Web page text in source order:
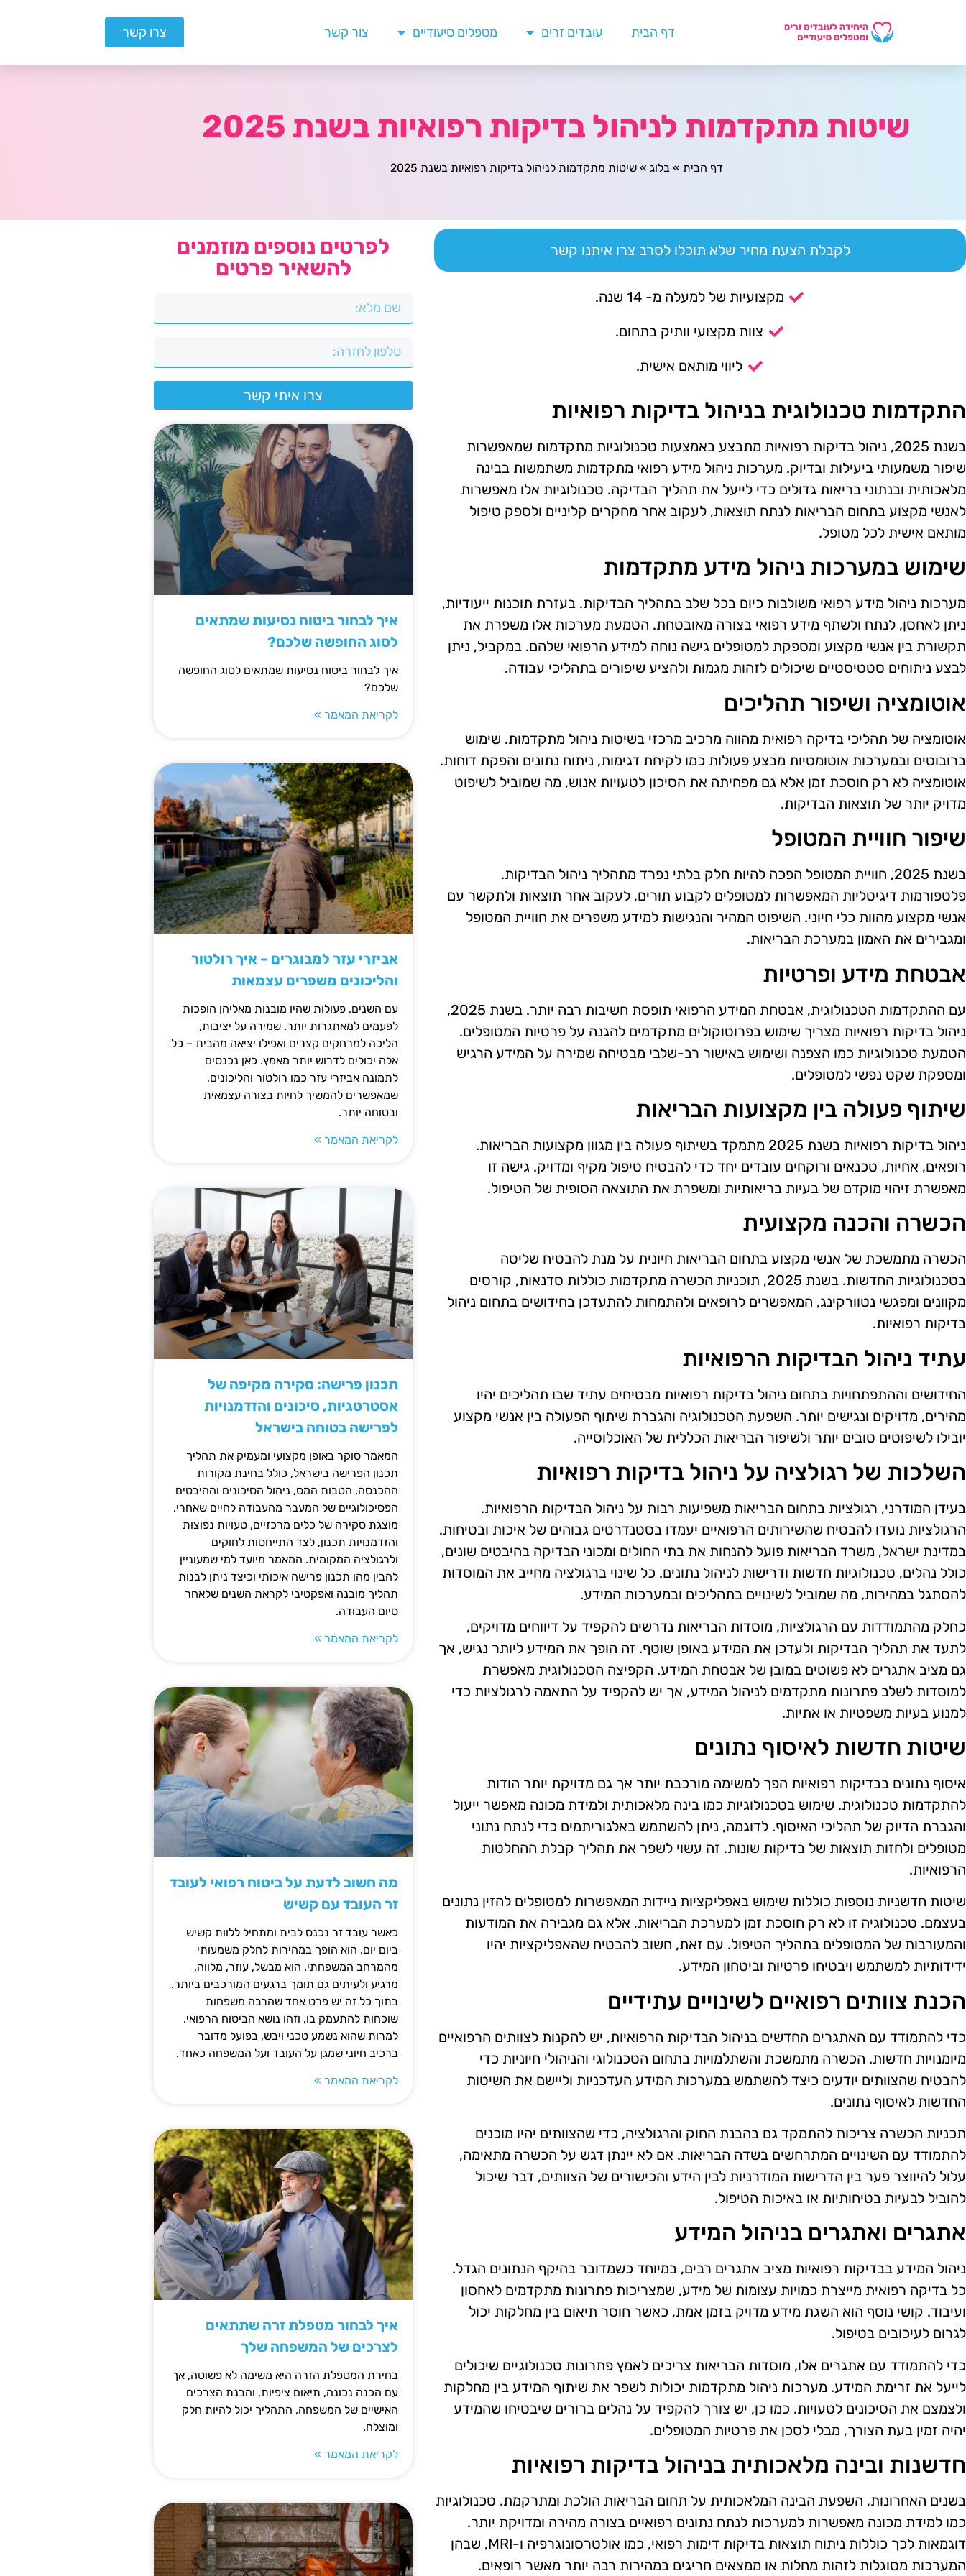
דף הבית עובדים זרים מטפלים סיעודיים צור קשר צרו קשר
שיטות מתקדמות לניהול בדיקות רפואיות בשנת 2025
דף הבית »בלוג »שיטות מתקדמות לניהול בדיקות רפואיות בשנת 2025
לקבלת הצעת מחיר שלא תוכלו לסרב צרו איתנו קשר
מקצועיות של למעלה מ- 14 שנה.
צוות מקצועי וותיק בתחום.
ליווי מותאם אישית.
התקדמות טכנולוגית בניהול בדיקות רפואיות
בשנת 2025, ניהול בדיקות רפואיות מתבצע באמצעות טכנולוגיות מתקדמות שמאפשרות
שיפור משמעותי ביעילות ובדיוק. מערכות ניהול מידע רפואי מתקדמות משתמשות בבינה
מלאכותית ובנתוני בריאות גדולים כדי לייעל את תהליך הבדיקה. טכנולוגיות אלו מאפשרות
לאנשי מקצוע בתחום הבריאות לנתח תוצאות, לעקוב אחר מחקרים קליניים ולספק טיפול
מותאם אישית לכל מטופל.
שימוש במערכות ניהול מידע מתקדמות
מערכות ניהול מידע רפואי משולבות כיום בכל שלב בתהליך הבדיקות. בעזרת תוכנות ייעודיות,
ניתן לאחסן, לנתח ולשתף מידע רפואי בצורה מאובטחת. הטמעת מערכות אלו משפרת את
תקשורת בין אנשי מקצוע ומספקת למטופלים גישה נוחה למידע הרפואי שלהם. במקביל, ניתן
לבצע ניתוחים סטטיסטיים שיכולים לזהות מגמות ולהציע שיפורים בתהליכי עבודה.
אוטומציה ושיפור תהליכים
אוטומציה של תהליכי בדיקה רפואית מהווה מרכיב מרכזי בשיטות ניהול מתקדמות. שימוש
ברובוטים ובמערכות אוטומטיות מבצע פעולות כמו לקיחת דגימות, ניתוח נתונים והפקת דוחות.
אוטומציה לא רק חוסכת זמן אלא גם מפחיתה את הסיכון לטעויות אנוש, מה שמוביל לשיפוט
מדויק יותר של תוצאות הבדיקות.
שיפור חוויית המטופל
בשנת 2025, חוויית המטופל הפכה להיות חלק בלתי נפרד מתהליך ניהול הבדיקות.
פלטפורמות דיגיטליות המאפשרות למטופלים לקבוע תורים, לעקוב אחר תוצאות ולתקשר עם
אנשי מקצוע מהוות כלי חיוני. השיפוט המהיר והנגישות למידע משפרים את חוויית המטופל
ומגבירים את האמון במערכת הבריאות.
אבטחת מידע ופרטיות
עם ההתקדמות הטכנולוגית, אבטחת המידע הרפואי תופסת חשיבות רבה יותר. בשנת 2025,
ניהול בדיקות רפואיות מצריך שימוש בפרוטוקולים מתקדמים להגנה על פרטיות המטופלים.
הטמעת טכנולוגיות כמו הצפנה ושימוש באישור רב-שלבי מבטיחה שמירה על המידע הרגיש
ומספקת שקט נפשי למטופלים.
שיתוף פעולה בין מקצועות הבריאות
ניהול בדיקות רפואיות בשנת 2025 מתמקד בשיתוף פעולה בין מגוון מקצועות הבריאות.
רופאים, אחיות, טכנאים ורוקחים עובדים יחד כדי להבטיח טיפול מקיף ומדויק. גישה זו
מאפשרת זיהוי מוקדם של בעיות בריאותיות ומשפרת את התוצאה הסופית של הטיפול.
הכשרה והכנה מקצועית
הכשרה מתמשכת של אנשי מקצוע בתחום הבריאות חיונית על מנת להבטיח שליטה
בטכנולוגיות החדשות. בשנת 2025, תוכניות הכשרה מתקדמות כוללות סדנאות, קורסים
מקוונים ומפגשי נטוורקינג, המאפשרים לרופאים ולהתמחות להתעדכן בחידושים בתחום ניהול
בדיקות רפואיות.
עתיד ניהול הבדיקות הרפואיות
החידושים וההתפתחויות בתחום ניהול בדיקות רפואיות מבטיחים עתיד שבו תהליכים יהיו
מהירים, מדויקים ונגישים יותר. השפעת הטכנולוגיה והגברת שיתוף הפעולה בין אנשי מקצוע
יובילו לשיפוטים טובים יותר ולשיפור הבריאות הכללית של האוכלוסייה.
השלכות של רגולציה על ניהול בדיקות רפואיות
בעידן המודרני, רגולציות בתחום הבריאות משפיעות רבות על ניהול הבדיקות הרפואיות.
הרגולציות נועדו להבטיח שהשירותים הרפואיים יעמדו בסטנדרטים גבוהים של איכות ובטיחות.
במדינת ישראל, משרד הבריאות פועל להנחות את בתי החולים ומכוני הבדיקה בהיבטים שונים,
כולל נהלים, טכנולוגיות חדשות ודרישות לניהול נתונים. כל שינוי ברגולציה מחייב את המוסדות
להסתגל במהירות, מה שמוביל לשינויים בתהליכים ובמערכות המידע.
כחלק מהתמודדות עם הרגולציות, מוסדות הבריאות נדרשים להקפיד על דיווחים מדויקים,
לתעד את תהליך הבדיקות ולעדכן את המידע באופן שוטף. זה הופך את המידע ליותר נגיש, אך
גם מציב אתגרים לא פשוטים במובן של אבטחת המידע. הקפיצה הטכנולוגית מאפשרת
למוסדות לשלב פתרונות מתקדמים לניהול המידע, אך יש להקפיד על התאמה לרגולציות כדי
למנוע בעיות משפטיות או אתיות.
שיטות חדשות לאיסוף נתונים
איסוף נתונים בבדיקות רפואיות הפך למשימה מורכבת יותר אך גם מדויקת יותר הודות
להתקדמות טכנולוגית. שימוש בטכנולוגיות כמו בינה מלאכותית ולמידת מכונה מאפשר ייעול
והגברת הדיוק של תהליכי האיסוף. לדוגמה, ניתן להשתמש באלגוריתמים כדי לנתח נתוני
מטופלים ולחזות תוצאות של בדיקות שונות. זה עשוי לשפר את תהליך קבלת ההחלטות
הרפואיות.
שיטות חדשניות נוספות כוללות שימוש באפליקציות ניידות המאפשרות למטופלים להזין נתונים
בעצמם. טכנולוגיה זו לא רק חוסכת זמן למערכת הבריאות, אלא גם מגבירה את המודעות
והמעורבות של המטופלים בתהליך הטיפול. עם זאת, חשוב להבטיח שהאפליקציות יהיו
ידידותיות למשתמש ויבטיחו פרטיות וביטחון המידע.
הכנת צוותים רפואיים לשינויים עתידיים
כדי להתמודד עם האתגרים החדשים בניהול הבדיקות הרפואיות, יש להקנות לצוותים הרפואיים
מיומנויות חדשות. הכשרה מתמשכת והשתלמויות בתחום הטכנולוגי והניהולי חיוניות כדי
להבטיח שהצוותים יודעים כיצד להשתמש במערכות המידע העדכניות וליישם את השיטות
החדשות לאיסוף נתונים.
תכניות הכשרה צריכות להתמקד גם בהבנת החוק והרגולציה, כדי שהצוותים יהיו מוכנים
להתמודד עם השינויים המתרחשים בשדה הבריאות. אם לא יינתן דגש על הכשרה מתאימה,
עלול להיווצר פער בין הדרישות המודרניות לבין הידע והכישורים של הצוותים, דבר שיכול
להוביל לבעיות בטיחותיות או באיכות הטיפול.
אתגרים ואתגרים בניהול המידע
ניהול המידע בבדיקות רפואיות מציב אתגרים רבים, במיוחד כשמדובר בהיקף הנתונים הגדל.
כל בדיקה רפואית מייצרת כמויות עצומות של מידע, שמצריכות פתרונות מתקדמים לאחסון
ועיבוד. קושי נוסף הוא השגת מידע מדויק בזמן אמת, כאשר חוסר תיאום בין מחלקות יכול
לגרום לעיכובים בטיפול.
כדי להתמודד עם אתגרים אלו, מוסדות הבריאות צריכים לאמץ פתרונות טכנולוגיים שיכולים
לייעל את זרימת המידע. מערכות ניהול מתקדמות יכולות לשפר את שיתוף המידע בין מחלקות
ולצמצם את הסיכונים לטעויות. כמו כן, יש צורך להקפיד על נהלים ברורים שיבטיחו שהמידע
יהיה זמין בעת הצורך, מבלי לסכן את פרטיות המטופלים.
חדשנות ובינה מלאכותית בניהול בדיקות רפואיות
בשנים האחרונות, השפעת הבינה המלאכותית על תחום הבריאות הולכת ומתרקמת. טכנולוגיות
כמו למידת מכונה מאפשרות למערכות לנתח נתונים רפואיים בצורה מהירה ומדויקת יותר.
דוגמאות לכך כוללות ניתוח תוצאות בדיקות דימות רפואי, כמו אולטרסונוגרפיה ו-MRI, שבהן
המערכות מסוגלות לזהות מחלות או ממצאים חריגים במהירות רבה יותר מאשר רופאים.
לפרטים נוספים מוזמנים
להשאיר פרטים
צרו איתי קשר
איך לבחור ביטוח נסיעות שמתאים
לסוג החופשה שלכם?
איך לבחור ביטוח נסיעות שמתאים לסוג החופשה
שלכם?
לקריאת המאמר »
אביזרי עזר למבוגרים – איך רולטור
והליכונים משפרים עצמאות
עם השנים, פעולות שהיו מובנות מאליהן הופכות
לפעמים למאתגרות יותר. שמירה על יציבות,
הליכה למרחקים קצרים ואפילו יציאה מהבית – כל
אלה יכולים לדרוש יותר מאמץ. כאן נכנסים
לתמונה אביזרי עזר כמו רולטור והליכונים,
שמאפשרים להמשיך לחיות בצורה עצמאית
ובטוחה יותר.
לקריאת המאמר »
תכנון פרישה: סקירה מקיפה של
אסטרטגיות, סיכונים והזדמנויות
לפרישה בטוחה בישראל
המאמר סוקר באופן מקצועי ומעמיק את תהליך
תכנון הפרישה בישראל, כולל בחינת מקורות
ההכנסה, הטבות המס, ניהול הסיכונים וההיבטים
הפסיכולוגיים של המעבר מהעבודה לחיים שאחרי.
מוצגת סקירה של כלים מרכזיים, טעויות נפוצות
והזדמנויות תכנון, לצד התייחסות לחוקים
ולרגולציה המקומית. המאמר מיועד למי שמעוניין
להבין מהו תכנון פרישה איכותי וכיצד ניתן לבנות
תהליך מובנה ואפקטיבי לקראת השנים שלאחר
סיום העבודה.
לקריאת המאמר »
מה חשוב לדעת על ביטוח רפואי לעובד
זר העובד עם קשיש
כאשר עובד זר נכנס לבית ומתחיל ללוות קשיש
ביום יום, הוא הופך במהירות לחלק משמעותי
מהמרחב המשפחתי. הוא מבשל, עוזר, מלווה,
מרגיע ולעיתים גם תומך ברגעים המורכבים ביותר.
בתוך כל זה יש פרט אחד שהרבה משפחות
שוכחות להתעמק בו, וזהו נושא הביטוח הרפואי.
למרות שהוא נשמע טכני ויבש, בפועל מדובר
ברכיב חיוני שמגן על העובד ועל המשפחה כאחד.
לקריאת המאמר »
איך לבחור מטפלת זרה שתתאים
לצרכים של המשפחה שלך
בחירת המטפלת הזרה היא משימה לא פשוטה, אך
עם הכנה נכונה, תיאום ציפיות, והבנת הצרכים
האישיים של המשפחה, התהליך יכול להיות חלק
ומוצלח.
לקריאת המאמר »